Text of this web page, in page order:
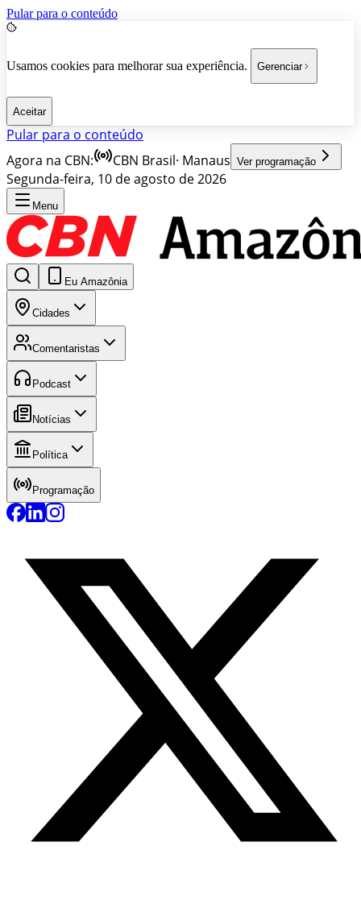
Pular para o conteúdo
Usamos cookies para melhorar sua experiência. Gerenciar
Aceitar
Pular para o conteúdo
Agora na CBN:
CBN Brasil· Manaus Ver programação
Segunda-feira, 10 de agosto de 2026
Menu
Eu Amazônia
Cidades
Comentaristas
Podcast
Notícias
Política
Programação